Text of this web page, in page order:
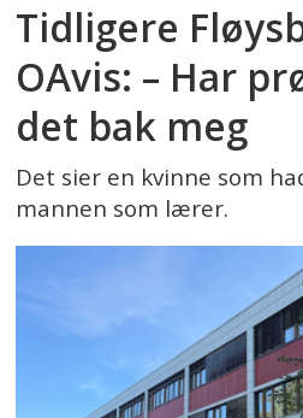
Tidligere
OAvis: – Har
det bak meg
Det sier en kvinne som
mannen som lærer.